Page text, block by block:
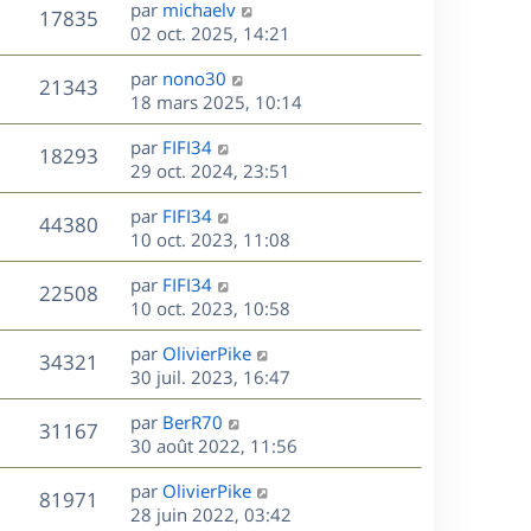
s
n
i
e
r
m
e
s
s
a
g
e
17835V
u
e
s
D
e
r
n
i
e
r
m
e
s
s
a
g
e
par michaelv
02 oct. 2025, 14:21
21343V
u
e
s
D
e
r
n
i
e
r
m
e
s
s
a
g
e
par nono30
18 mars 2025, 10:14
18293V
u
s
D
e
r
n
i
e
r
m
e
s
s
a
g
e
par FIFI34
29 oct. 2024, 23:51
44380V
u
e
D
e
r
n
i
e
r
m
e
s
s
a
g
e
par FIFI34
10 oct. 2023, 11:08
22508V
u
s
D
e
r
n
i
e
r
m
e
s
s
par FIFI34
10 oct. 2023, 10:58
34321
u
D
e
r
n
i
e
r
m
par OlivierPike
30 juil. 2023, 16:47
31167V
u
D
e
r
n
i
par BerR70
30 août 2022, 11:56
81971
D
e
par OlivierPike
28 juin 2022, 03:42